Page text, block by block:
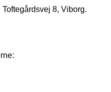
8, Viborg.